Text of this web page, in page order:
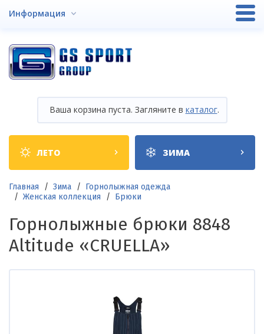
Информация
Ваша корзина пуста. Загляните в каталог.
Shop
categories
ЛЕТО ЗИМА
Строка
навигации
Главная Зима
Горнолыжная одежда
Женская коллекция
Брюки
Горнолыжные брюки 8848
Altitude «СRUELLA»